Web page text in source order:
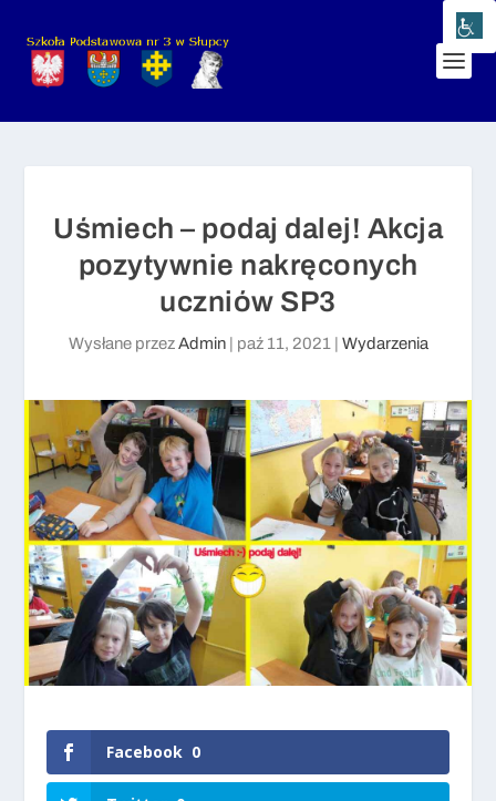
Uśmiech – podaj dalej! Akcja
pozytywnie nakręconych
uczniów SP3
Wysłane przezAdmin| paź 11, 2021 Wydarzenia
Facebook 0